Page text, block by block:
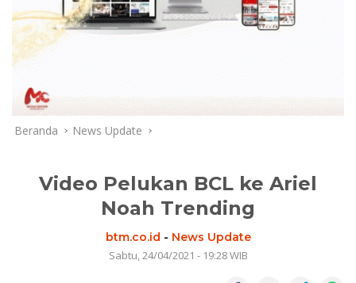
Beranda News Update
Video Pelukan BCL ke Ariel
Noah Trending
btm.co.id - News Update
Sabtu, 24/04/2021 - 19:28 WIB